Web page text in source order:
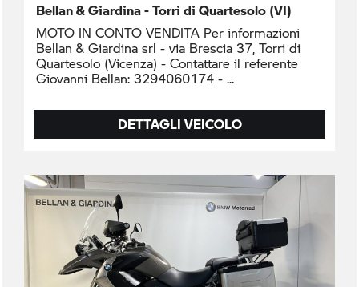
Bellan & Giardina - Torri di Quartesolo (VI)
MOTO IN CONTO VENDITA Per informazioni
Bellan & Giardina srl - via Brescia 37, Torri di
Quartesolo (Vicenza) - Contattare il referente
Giovanni Bellan: 3294060174 -
DETTAGLI VEICOLO